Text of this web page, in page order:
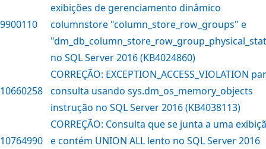
9900110
exibições de gerenciamento dinâmico
columnstore "column_store_row_groups" e
no SQL Server 2016 (KB4024860)
10660258
CORREÇÃO: EXCEPTION_ACCESS_VIOLATION
consulta usando sys.dm_os_memory_objects
instrução no SQL Server 2016 (KB4038113)
10764990
CORREÇÃO: Consulta que se junta a uma
e contém UNION ALL lento no SQL Server 2016